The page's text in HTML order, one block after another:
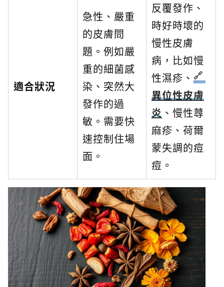
適合狀況
急性、嚴重
的皮膚問
題。例如嚴
重的細菌感
染、突然大
發作的過
敏。需要快
速控制住場
面。
反覆發作、
時好時壞的
慢性皮膚
病，比如慢
性濕疹、
異位性皮膚
炎 、慢性蕁
麻疹、荷爾
蒙失調的痘
痘。